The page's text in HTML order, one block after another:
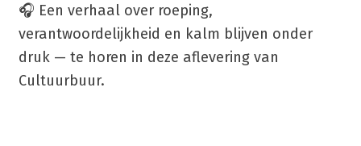
🎧 Een verhaal over roeping,
verantwoordelijkheid en kalm blijven onder
druk — te horen in deze aflevering van
Cultuurbuur.